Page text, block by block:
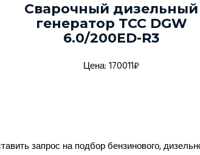
Сварочный дизельный
генератор ТСС DGW
6.0/200ED-R3
Цена: 170011₽
запрос на подбор бензинового,